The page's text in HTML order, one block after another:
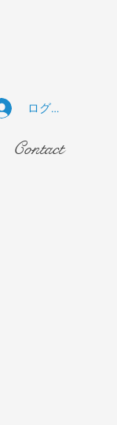
ログイン
Contact